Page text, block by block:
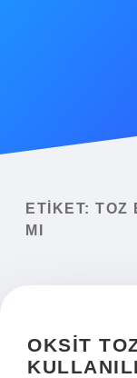
Yasal Uyarı
ETIKET: TOZ
MI
OKSIT